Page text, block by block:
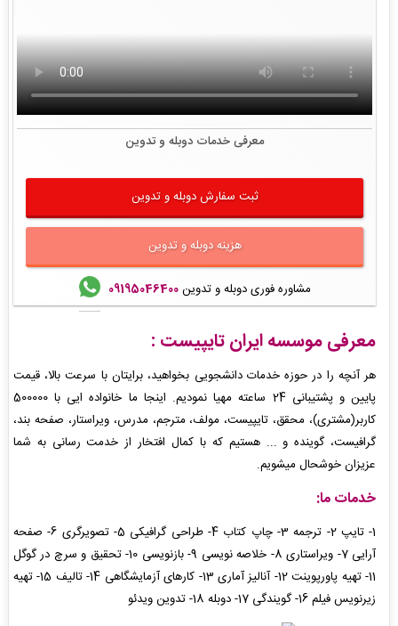
معرفی خدمات دوبله و تدوین
ثبت سفارش دوبله و تدوین
هزینه دوبله و تدوین
مشاوره فوری دوبله و تدوین09195046400
معرفی موسسه ایران تایپیست :
هر آنچه را در حوزه خدمات دانشجویی بخواهید، برایتان با سرعت بالا، قیمت
پایین و پشتیبانی 24 ساعته مهیا نمودیم. اینجا ما خانواده ایی با 500000
کاربر(مشتری)، محقق، تایپیست، مولف، مترجم، مدرس، ویراستار، صفحه بند،
گرافیست، گوینده و ... هستیم که با کمال افتخار از خدمت رسانی به شما
عزیزان خوشحال میشویم.
خدمات ما:
1- تایپ 2- ترجمه 3- چاپ کتاب 4- طراحی گرافیکی 5- تصویرگری 6- صفحه
آرایی 7- ویراستاری 8- خلاصه نویسی 9- بازنویسی 10- تحقیق و سرچ در گوگل
11- تهیه پاورپوینت 12- آنالیز آماری 13- کارهای آزمایشگاهی 14- تالیف 15- تهیه
زیرنویس فیلم 16- گویندگی 17- دوبله 18- تدوین ویدئو